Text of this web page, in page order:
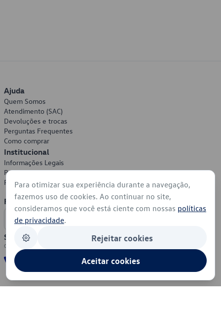
Ajuda
Quem Somos
Atendimento (SAC)
Devoluções e trocas
Perguntas Frequentes
Como comprar
Institucional
Informações Legais
Política de Privacidade
Política de Cookies
Formas de Pagamento
Segurança
Para otimizar sua experiência durante a navegação,
fazemos uso de cookies. Ao continuar no site,
consideramos que você está ciente com nossas políticas
de privacidade.
Rejeitar cookies
Aceitar cookies